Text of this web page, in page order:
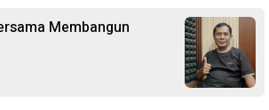
Membangun